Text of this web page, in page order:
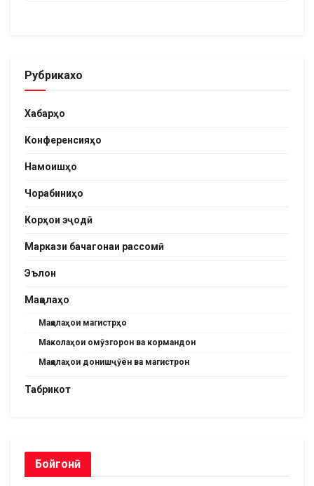
Рубрикахо
Хабарҳо
Конференсияҳо
Намоишҳо
Чорабиниҳо
Корҳои эҷодӣ
Маркази бачагонаи рассомӣ
Эълон
Мақолаҳо
Мақолаҳои магистрҳо
Маколаҳои омӯзгорон ва кормандон
Мақолаҳои донишҷӯён ва магистрон
Табрикот
Бойгонӣ